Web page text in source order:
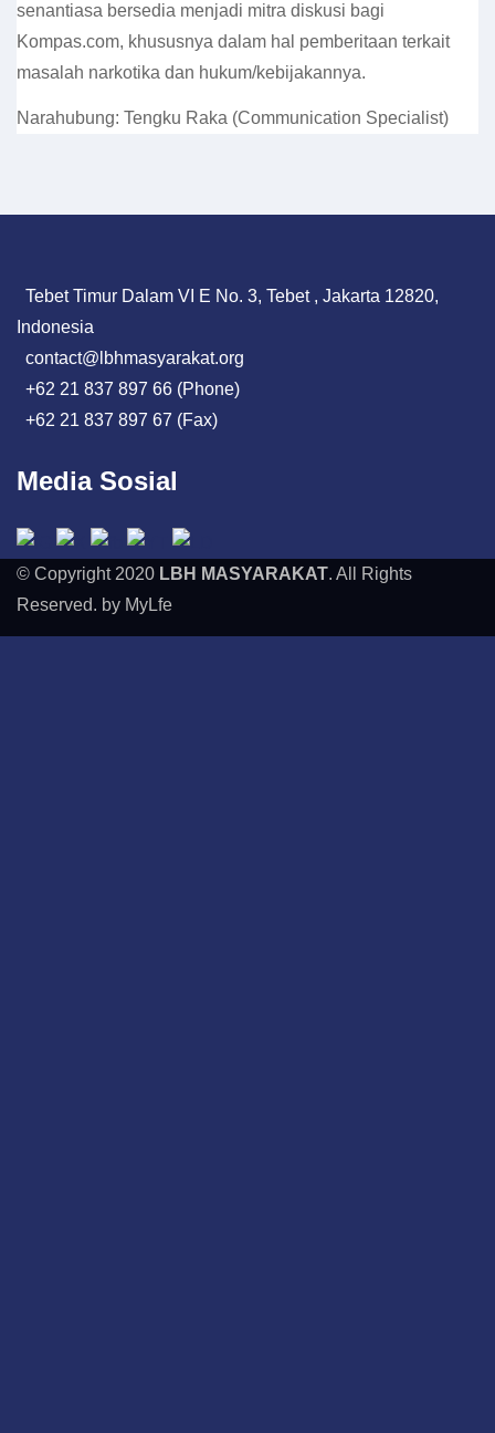
senantiasa bersedia menjadi mitra diskusi bagi
Kompas.com, khususnya dalam hal pemberitaan terkait
masalah narkotika dan hukum/kebijakannya.
Narahubung: Tengku Raka (Communication Specialist)
Tebet Timur Dalam VI E No. 3, Tebet , Jakarta 12820,
Indonesia
contact@lbhmasyarakat.org
+62 21 837 897 66 (Phone)
+62 21 837 897 67 (Fax)
Media Sosial
© Copyright 2020 LBH MASYARAKAT. All Rights
Reserved. by MyLfe